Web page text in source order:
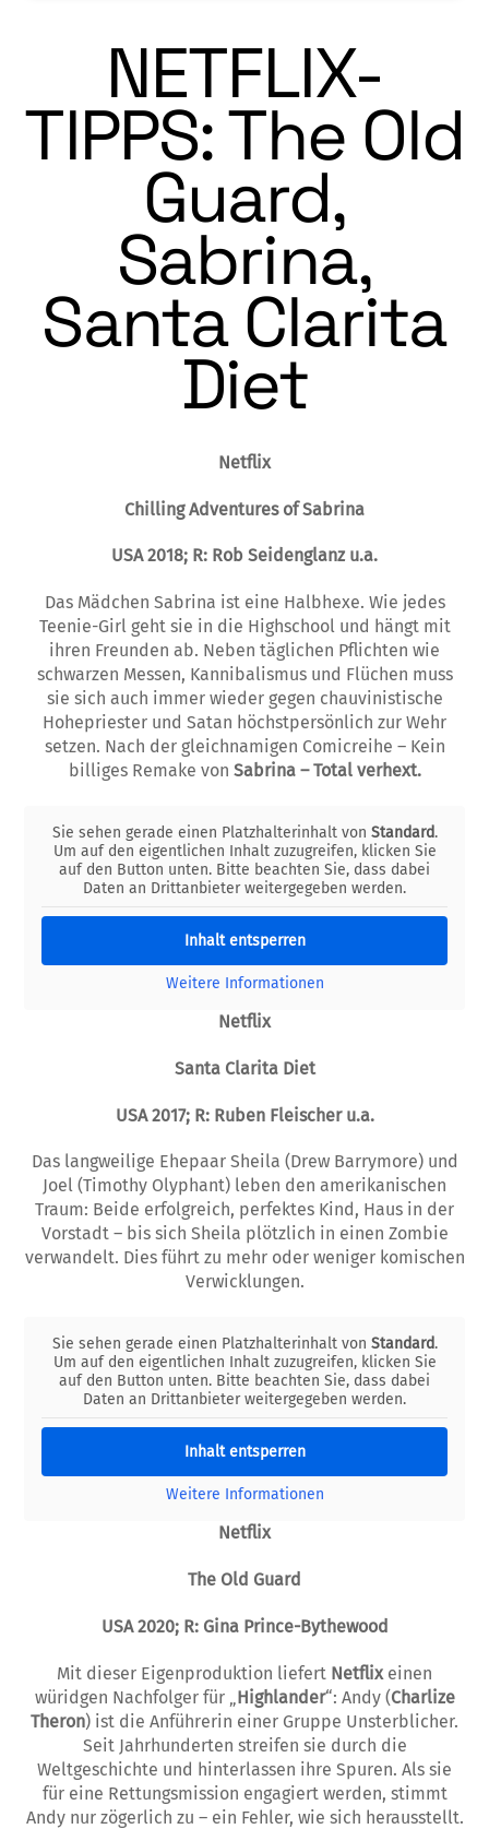
NETFLIX-
TIPPS: The Old
Guard,
Sabrina,
Santa Clarita
Diet
Netflix
Chilling Adventures of Sabrina
USA 2018; R: Rob Seidenglanz u.a.
Das Mädchen Sabrina ist eine Halbhexe. Wie jedes
Teenie-Girl geht sie in die Highschool und hängt mit
ihren Freunden ab. Neben täglichen Pflichten wie
schwarzen Messen, Kannibalismus und Flüchen muss
sie sich auch immer wieder gegen chauvinistische
Hohepriester und Satan höchstpersönlich zur Wehr
setzen. Nach der gleichnamigen Comicreihe – Kein
billiges Remake von Sabrina – Total verhext.
Sie sehen gerade einen Platzhalterinhalt von Standard.
Um auf den eigentlichen Inhalt zuzugreifen, klicken Sie
auf den Button unten. Bitte beachten Sie, dass dabei
Daten an Drittanbieter weitergegeben werden.
Inhalt entsperren
Weitere Informationen
Netflix
Santa Clarita Diet
USA 2017; R: Ruben Fleischer u.a.
Das langweilige Ehepaar Sheila (Drew Barrymore) und
Joel (Timothy Olyphant) leben den amerikanischen
Traum: Beide erfolgreich, perfektes Kind, Haus in der
Vorstadt – bis sich Sheila plötzlich in einen Zombie
verwandelt. Dies führt zu mehr oder weniger komischen
Verwicklungen.
Sie sehen gerade einen Platzhalterinhalt von Standard.
Um auf den eigentlichen Inhalt zuzugreifen, klicken Sie
auf den Button unten. Bitte beachten Sie, dass dabei
Daten an Drittanbieter weitergegeben werden.
Inhalt entsperren
Weitere Informationen
Netflix
The Old Guard
USA 2020; R: Gina Prince-Bythewood
Mit dieser Eigenproduktion liefert Netflix einen
würidgen Nachfolger für „ Highlander“: Andy (Charlize
Theron) ist die Anführerin einer Gruppe Unsterblicher.
Seit Jahrhunderten streifen sie durch die
Weltgeschichte und hinterlassen ihre Spuren. Als sie
für eine Rettungsmission engagiert werden, stimmt
Andy nur zögerlich zu – ein Fehler, wie sich herausstellt.